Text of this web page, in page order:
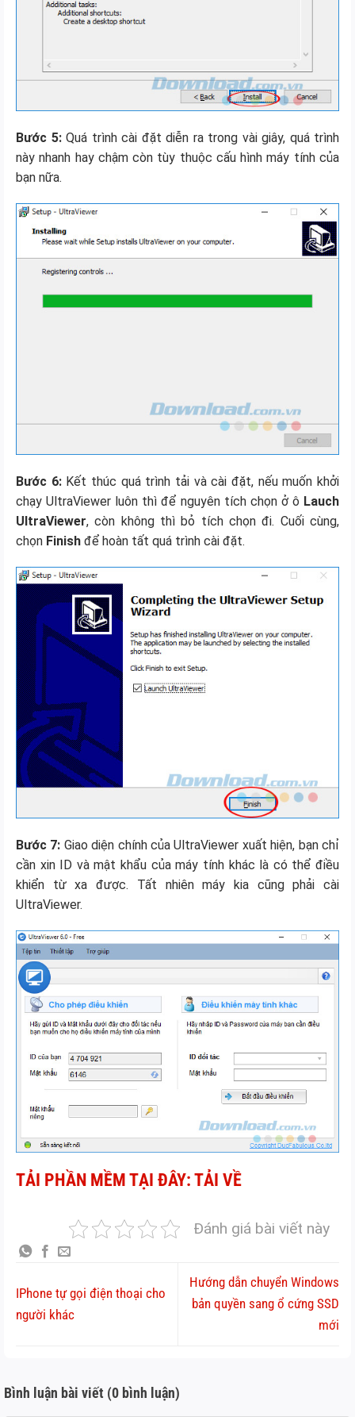
Bước 5:Quá trình cài đặt diễn ra trong vài giây, quá trình
này nhanh hay chậm còn tùy thuộc cấu hình máy tính của
bạn nữa.
Bước 6:Kết thúc quá trình tải và cài đặt, nếu muốn khởi
chạy UltraViewer luôn thì để nguyên tích chọn ở ô Lauch
UltraViewer, còn không thì bỏ tích chọn đi. Cuối cùng,
chọn Finish để hoàn tất quá trình cài đặt.
Bước 7: Giao diện chính của UltraViewer xuất hiện, bạn chỉ
cần xin ID và mật khẩu của máy tính khác là có thể điều
khiển từ xa được. Tất nhiên máy kia cũng phải cài
UltraViewer.
TẢI PHẦN MỀM TẠI ĐÂY: TẢI VỀ
Đánh giá bài viết này
IPhone tự gọi điện thoại cho
người khác
Hướng dẫn chuyển Windows
bản quyền sang ổ cứng SSD
mới
Bình luận bài viết (0 bình luận)